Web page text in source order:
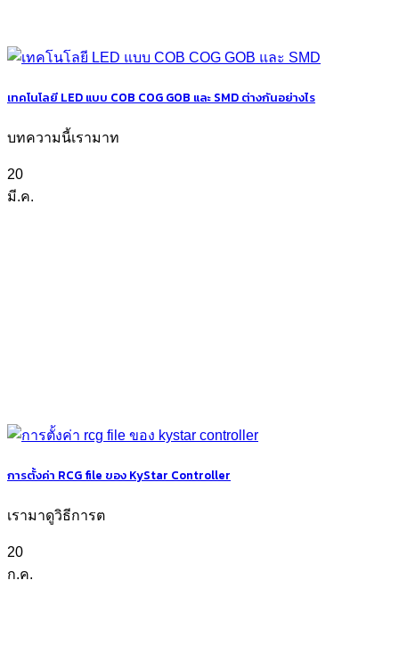
เทคโนโลยี LED แบบ COB COG GOB และ SMD ต่างกันอย่างไร
บทความนี้เรามาท
20
มี.ค.
การตั้งค่า RCG file ของ KyStar Controller
เรามาดูวิธีการต
20
ก.ค.